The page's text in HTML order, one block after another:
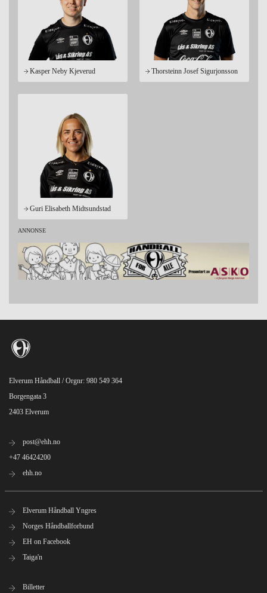
Kasper Neby Kjeverud Thorsteinn Josef Sigurjonsson
Guri Elisabeth Midtsundstad
Elverum Håndball / Orgnr: 980 549 364
Borgengata 3
2403 Elverum
post@ehh.no
+47 46424200
ehh.no
Elverum Håndball Yngres
Norges Håndballforbund
EH on Facebook
Taiga'n
Billetter